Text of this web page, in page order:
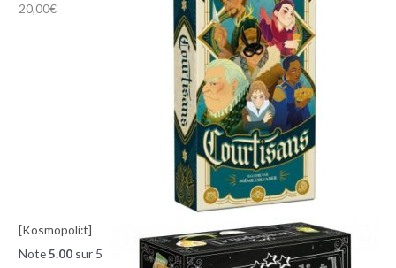
20,00€
[Kosmopoli:t]
Note5.00 sur 5